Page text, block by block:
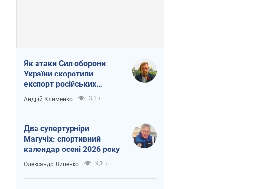
Як атаки Сил оборони
України скоротили
експорт російських
нафтопродуктів
Андрій Клименко 3,1 т.
Два супертурніри
Магучіх: спортивний
календар осені 2026 року
Олександр Липенко 9,1 т.